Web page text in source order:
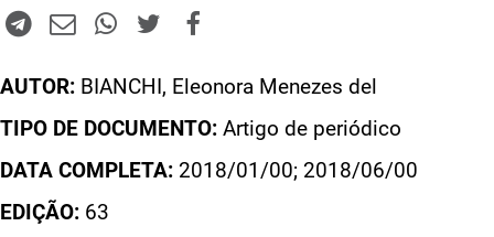
AUTOR: BIANCHI, Eleonora Menezes del
TIPO DE DOCUMENTO: Artigo de periódico
DATA COMPLETA: 2018/01/00; 2018/06/00
EDIÇÃO: 63